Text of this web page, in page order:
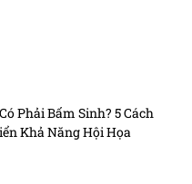
Phải Bẩm Sinh? 5 Cách
Khả Năng Hội Họa